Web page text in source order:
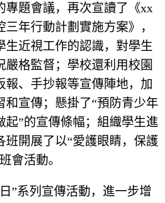
專題會議，再次宣讀了《xx
年行動計劃實施方案》，
生近視工作的認識，對學生
嚴格監督；學校還利用校園
報、手抄報等宣傳陣地，加
和宣傳；懸掛了“預防青少年
起”的宣傳條幅；組織學生進
班開展了以“愛護眼睛，保護
會活動。
”系列宣傳活動，進一步增